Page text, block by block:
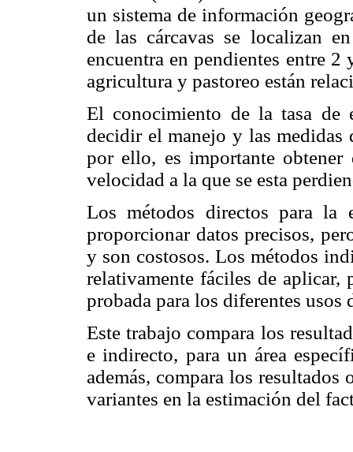
un sistema de información
de las cárcavas se localizan
encuentra en pendientes entre
agricultura y pastoreo están
El conocimiento de la tasa de
decidir el manejo y las medidas
por ello, es importante
velocidad a la que se esta
Los métodos directos para la
proporcionar datos precisos,
y son costosos. Los métodos
relativamente fáciles de aplicar,
probada para los diferentes usos
Este trabajo compara los
e indirecto, para un área
además, compara los
variantes en la estimación del